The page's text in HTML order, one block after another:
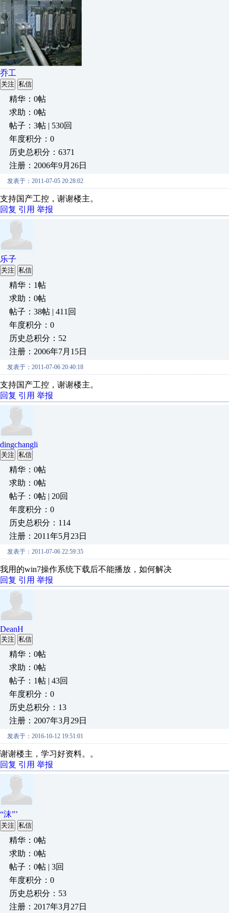
乔工
关注 私信
精华：0帖
求助：0帖
帖子：3帖 | 530回
年度积分：0
历史总积分：6371
注册：2006年9月26日
发表于：2011-07-05 20:28:02
支持国产工控，谢谢楼主。
回复 引用 举报
乐子
关注 私信
精华：1帖
求助：0帖
帖子：38帖 | 411回
年度积分：0
历史总积分：52
注册：2006年7月15日
发表于：2011-07-06 20:40:18
支持国产工控，谢谢楼主。
回复 引用 举报
dingchangli
关注 私信
精华：0帖
求助：0帖
帖子：0帖 | 20回
年度积分：0
历史总积分：114
注册：2011年5月23日
发表于：2011-07-06 22:59:35
我用的win7操作系统下载后不能播放，如何解决
回复 引用 举报
DeanH
关注 私信
精华：0帖
求助：0帖
帖子：1帖 | 43回
年度积分：0
历史总积分：13
注册：2007年3月29日
发表于：2016-10-12 19:51:01
谢谢楼主，学习好资料。。
回复 引用 举报
“沫”’
关注 私信
精华：0帖
求助：0帖
帖子：0帖 | 3回
年度积分：0
历史总积分：53
注册：2017年3月27日